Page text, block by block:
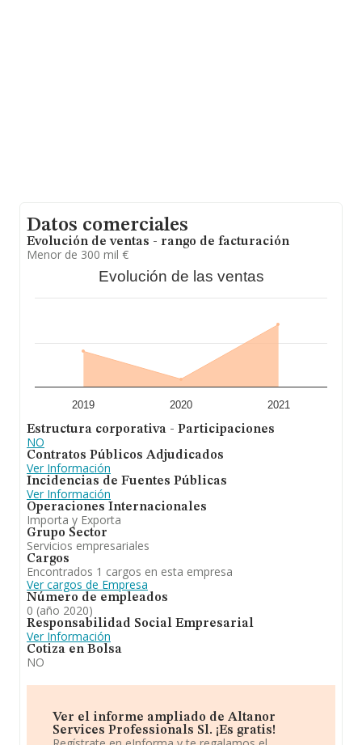
Datos comerciales
Evolución de ventas - rango de facturación
Menor de 300 mil €
Evolución de las ventas
2019 2020 2021
Estructura corporativa - Participaciones
NO
Contratos Públicos Adjudicados
Ver Información
Incidencias de Fuentes Públicas
Ver Información
Operaciones Internacionales
Importa y Exporta
Grupo Sector
Servicios empresariales
Cargos
Encontrados 1 cargos en esta empresa
Ver cargos de Empresa
Número de empleados
0 (año 2020)
Responsabilidad Social Empresarial
Ver Información
Cotiza en Bolsa
NO
Ver el informe ampliado de Altanor
Services Professionals Sl. ¡Es gratis!